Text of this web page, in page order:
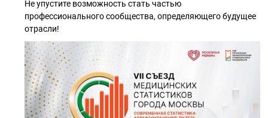
Не упустите возможность стать частью
профессионального сообщества, определяющего будущее
отрасли!